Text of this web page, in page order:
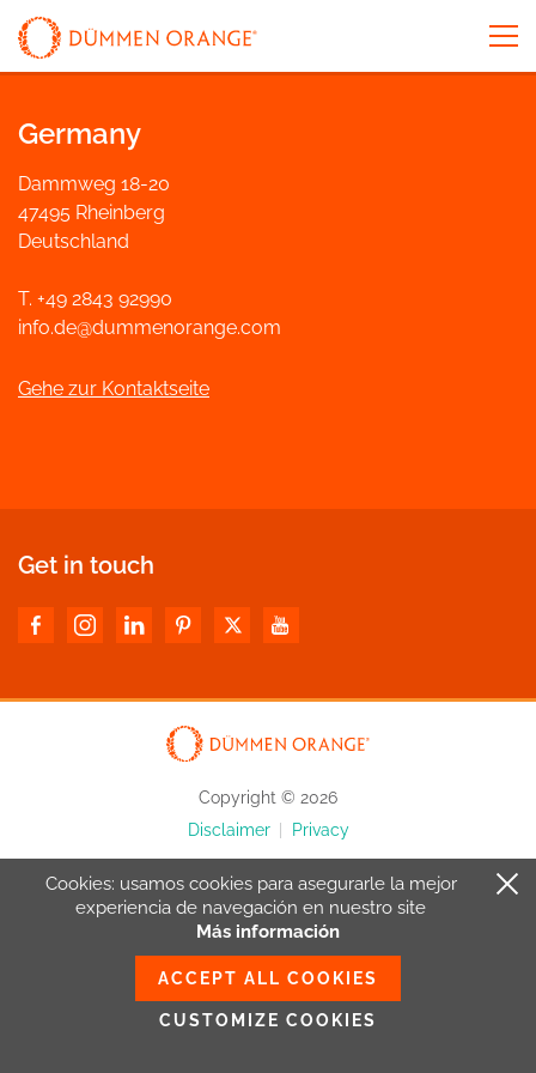
Germany
Dammweg 18-20
47495 Rheinberg
Deutschland
T. +49 2843 92990
info.de@dummenorange.com
Gehe zur Kontaktseite
Get in touch
Copyright © 2026
Disclaimer
Privacy
Cookies: usamos cookies para asegurarle la mejor
experiencia de navegación en nuestro site
Más información
ACCEPT ALL COOKIES
CUSTOMIZE COOKIES